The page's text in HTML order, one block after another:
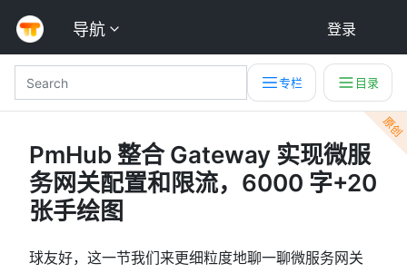
导航 登录
专栏 目录
原创
PmHub 整合 Gateway 实现微服
务网关配置和限流，6000 字+20
张手绘图
球友好，这一节我们来更细粒度地聊一聊微服务网关